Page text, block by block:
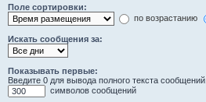
Поле сортировки:
по возрастанию
Искать сообщения за:
Показывать первые:
Введите 0 для вывода полного текста сообщений.
символов сообщений